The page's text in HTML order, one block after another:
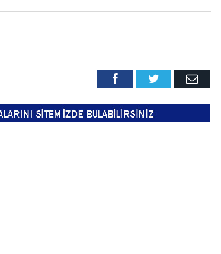
FacebookTwitter Email